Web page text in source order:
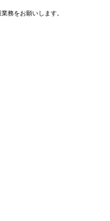
務をお願いします。